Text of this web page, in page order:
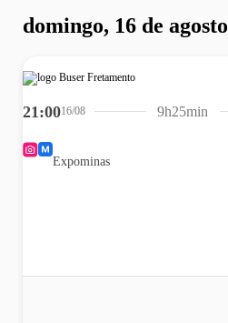
domingo, 16 de agosto
21:0016/08
Expominas
9h25min